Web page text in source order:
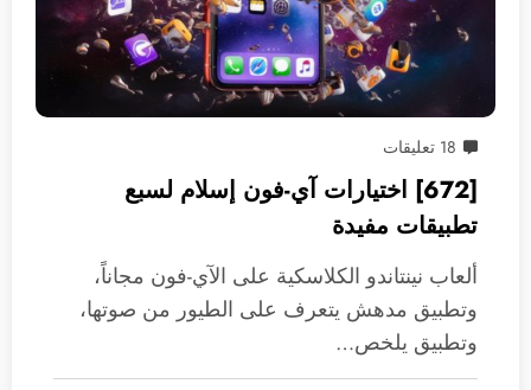
18 تعليقات
[672] اختيارات آي-فون إسلام لسبع
تطبيقات مفيدة
ألعاب نينتاندو الكلاسكية على الآي-فون مجاناً،
وتطبيق مدهش يتعرف على الطيور من صوتها،
وتطبيق يلخص…